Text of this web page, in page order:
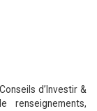
d’Investir &